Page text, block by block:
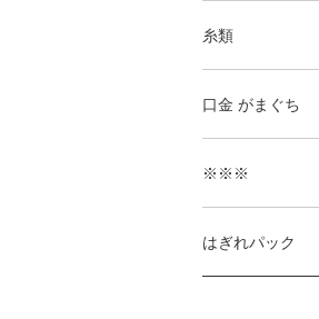
糸類
口金 がまぐち
※※※
はぎれパック